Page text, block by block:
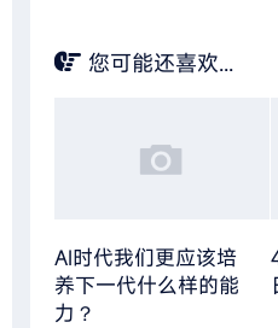
您可能还喜欢...
AI时代我们更应该培
养下一代什么样的能
力？